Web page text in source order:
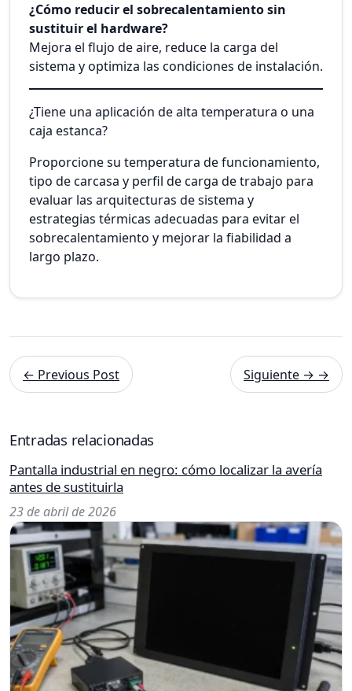
¿Cómo reducir el sobrecalentamiento sin
sustituir el hardware?
Mejora el flujo de aire, reduce la carga del
sistema y optimiza las condiciones de instalación.
¿Tiene una aplicación de alta temperatura o una
caja estanca?
Proporcione su temperatura de funcionamiento,
tipo de carcasa y perfil de carga de trabajo para
evaluar las arquitecturas de sistema y
estrategias térmicas adecuadas para evitar el
sobrecalentamiento y mejorar la fiabilidad a
largo plazo.
← Previous Post Siguiente → →
Entradas relacionadas
Pantalla industrial en negro: cómo localizar la avería
antes de sustituirla
23 de abril de 2026